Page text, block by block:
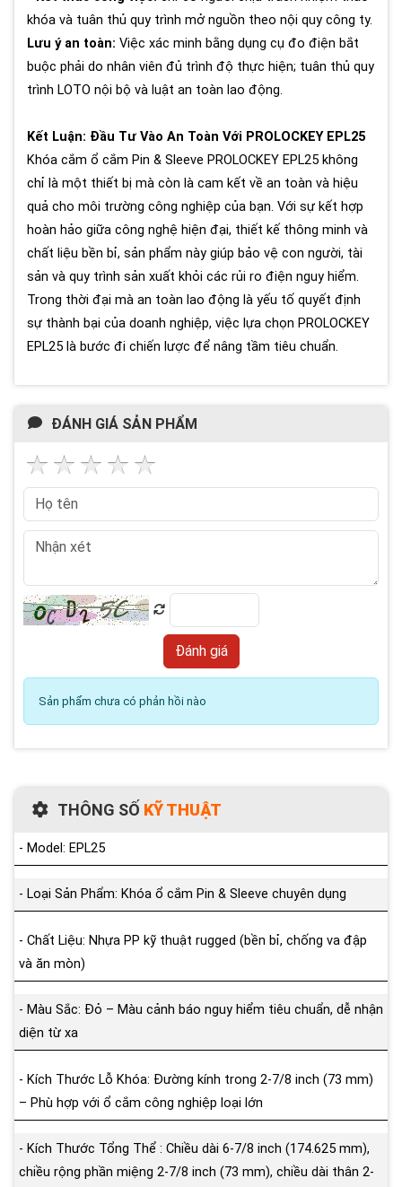
khóa và tuân thủ quy trình mở nguồn theo nội quy công ty.
Lưu ý an toàn: Việc xác minh bằng dụng cụ đo điện bắt
buộc phải do nhân viên đủ trình độ thực hiện; tuân thủ quy
trình LOTO nội bộ và luật an toàn lao động.
Kết Luận: Đầu Tư Vào An Toàn Với PROLOCKEY EPL25
Khóa cắm ổ cắm Pin & Sleeve PROLOCKEY EPL25 không
chỉ là một thiết bị mà còn là cam kết về an toàn và hiệu
quả cho môi trường công nghiệp của bạn. Với sự kết hợp
hoàn hảo giữa công nghệ hiện đại, thiết kế thông minh và
chất liệu bền bỉ, sản phẩm này giúp bảo vệ con người, tài
sản và quy trình sản xuất khỏi các rủi ro điện nguy hiểm.
Trong thời đại mà an toàn lao động là yếu tố quyết định
sự thành bại của doanh nghiệp, việc lựa chọn PROLOCKEY
EPL25 là bước đi chiến lược để nâng tầm tiêu chuẩn.
ĐÁNH GIÁ SẢN PHẨM
Sản phẩm chưa có phản hồi nào
THÔNG SỐ KỸ THUẬT
- Model: EPL25
- Loại Sản Phẩm: Khóa ổ cắm Pin & Sleeve chuyên dụng
- Chất Liệu: Nhựa PP kỹ thuật rugged (bền bỉ, chống va đập
và ăn mòn)
- Màu Sắc: Đỏ – Màu cảnh báo nguy hiểm tiêu chuẩn, dễ nhận
diện từ xa
- Kích Thước Lỗ Khóa: Đường kính trong 2-7/8 inch (73 mm)
– Phù hợp với ổ cắm công nghiệp loại lớn
- Kích Thước Tổng Thể : Chiều dài 6-7/8 inch (174.625 mm),
chiều rộng phần miệng 2-7/8 inch (73 mm), chiều dài thân 2-